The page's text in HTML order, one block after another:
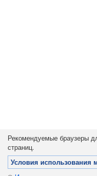
Рекомендуемые браузеры
страниц.
Условия использования